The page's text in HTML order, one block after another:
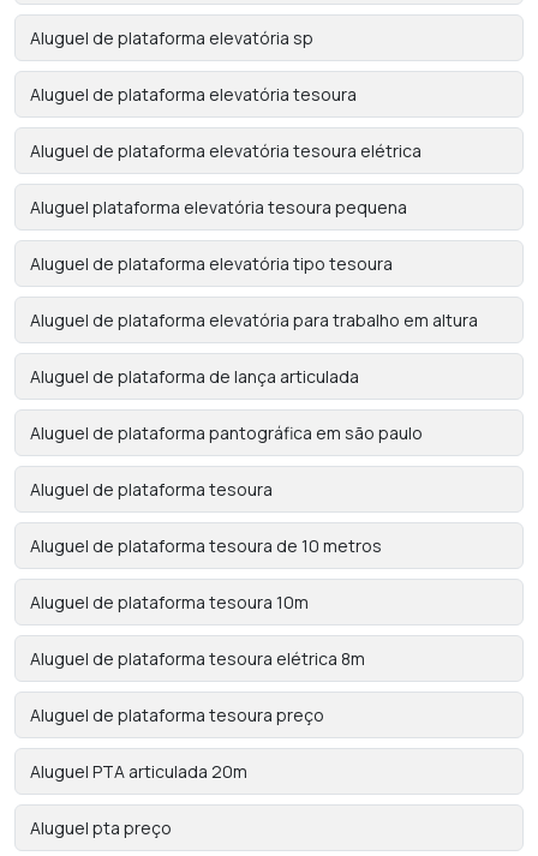
Aluguel de plataforma elevatória sp
Aluguel de plataforma elevatória tesoura
Aluguel de plataforma elevatória tesoura elétrica
Aluguel plataforma elevatória tesoura pequena
Aluguel de plataforma elevatória tipo tesoura
Aluguel de plataforma elevatória para trabalho em altura
Aluguel de plataforma de lança articulada
Aluguel de plataforma pantográfica em são paulo
Aluguel de plataforma tesoura
Aluguel de plataforma tesoura de 10 metros
Aluguel de plataforma tesoura 10m
Aluguel de plataforma tesoura elétrica 8m
Aluguel de plataforma tesoura preço
Aluguel PTA articulada 20m
Aluguel pta preço